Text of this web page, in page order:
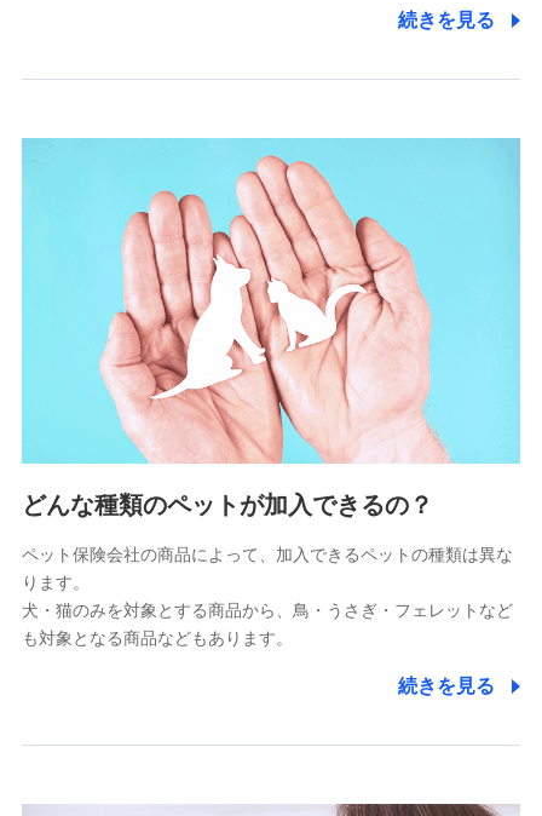
るために利用させていただくことがあります。）
上記に係る連絡・手続き・管理等付帯業務を行うため
上記に係る連絡・手続き・管理等付帯業務を行うため
4.家族・友達紹介にて取得した個人情報
被紹介者への連絡、及び当社と取引のあるもしくは委託を受
けている保険会社・提携会社の保険その他に関する情報を提
供し、金融商品等の契約を勧奨するため
アンケートやキャンペーン等の実施のため
上記に係る連絡・手続き・管理等付帯業務を行うため
5.通話録音にて取得する情報
電話対応の品質向上およびお問合せ内容の正確な把握のため
6.採用応募者の個人情報
7.社員（従業者）の個人情報
人事･勤怠･健康・労務等の管理、給与支給、福利厚生・採用
退職関連処理等の各種手続きのため、当社と従業員または従
のため
続きを見る
どんな種類のペットが加入できるの？
ペット保険会社の商品によって、加入できるペットの種類は異な
ります。
犬・猫のみを対象とする商品から、鳥・うさぎ・フェレットなど
も対象となる商品などもあります。
続きを見る